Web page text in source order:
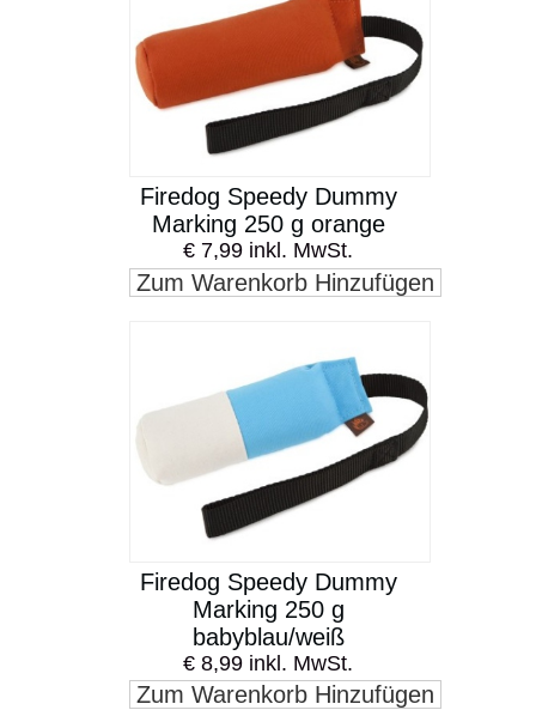
Firedog Speedy Dummy
Marking 250 g orange
€ 7,99 inkl. MwSt.
Zum Warenkorb Hinzufügen
Firedog Speedy Dummy
Marking 250 g
babyblau/weiß
€ 8,99 inkl. MwSt.
Zum Warenkorb Hinzufügen